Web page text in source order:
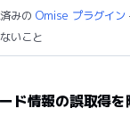
みの Omise プラグイン
いこと
ド情報の誤取得を